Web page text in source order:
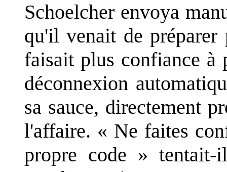
Schoelcher envoya
qu'il venait de
faisait plus confiance à
déconnexion
sa sauce, directement
l'affaire. « Ne faites
propre code » tentait-